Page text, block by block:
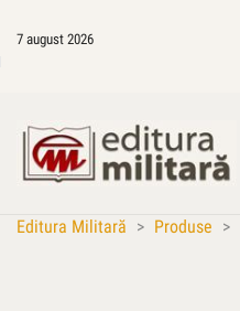
7 august 2026
Editura Militară > Produse >